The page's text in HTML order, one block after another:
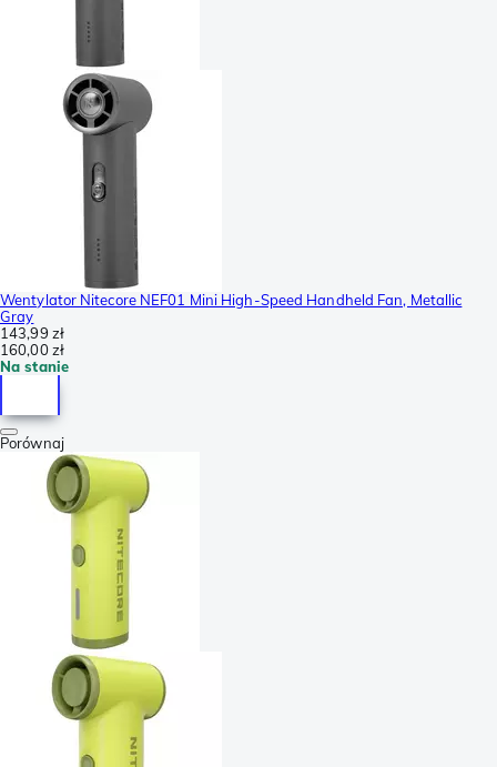
Wentylator Nitecore NEF01 Mini High-Speed Handheld Fan, Metallic
Gray
143,99 zł
160,00 zł
Na stanie
Porównaj